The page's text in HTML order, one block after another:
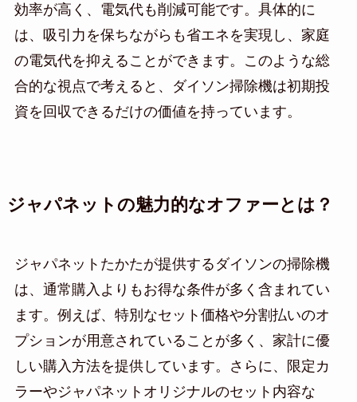
効率が高く、電気代も削減可能です。具体的に
は、吸引力を保ちながらも省エネを実現し、家庭
の電気代を抑えることができます。このような総
合的な視点で考えると、ダイソン掃除機は初期投
資を回収できるだけの価値を持っています。
ジャパネットの魅力的なオファーとは？
ジャパネットたかたが提供するダイソンの掃除機
は、通常購入よりもお得な条件が多く含まれてい
ます。例えば、特別なセット価格や分割払いのオ
プションが用意されていることが多く、家計に優
しい購入方法を提供しています。さらに、限定カ
ラーやジャパネットオリジナルのセット内容な